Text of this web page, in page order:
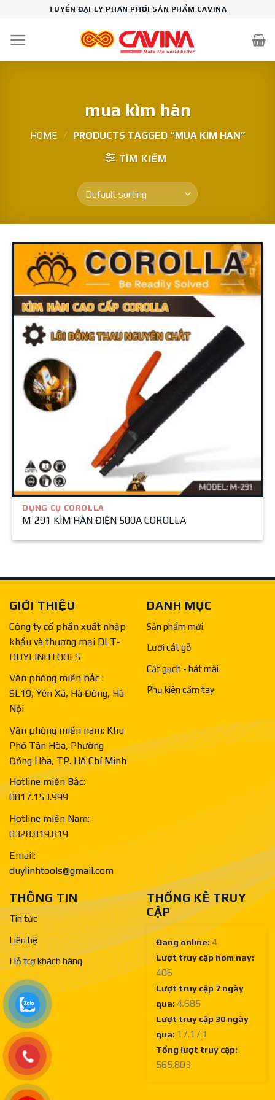
content
TUYỂN ĐẠI LÝ PHÂN PHỐI SẢN PHẨM CAVINA
mua kìm hàn
HOME / PRODUCTS TAGGED “MUA KÌM HÀN”
TÌM KIẾM
DỤNG CỤ COROLLA
M-291 KÌM HÀN ĐIỆN 500A COROLLA
GIỚI THIỆU
Công ty cổ phần xuất nhập
khẩu và thương mại DLT-
DUYLINHTOOLS
Văn phòng miền bắc :
SL19, Yên Xá, Hà Đông, Hà
Nội
Văn phòng miền nam: Khu
Phố Tân Hòa, Phường
Đồng Hòa, TP. Hồ Chí Minh
Hotline miền Bắc:
0817.153.999
Hotline miền Nam:
0328.819.819
Email:
duylinhtools@gmail.com
DANH MỤC
Sản phẩm mới
Lưỡi cắt gỗ
Cắt gạch - bát mài
Phụ kiện cầm tay
THÔNG TIN
Tin tức
Liên hệ
Hỗ trợ khách hàng
THỐNG KÊ TRUY
CẬP
Đang online: 4
Lượt truy cập hôm nay:
406
Lượt truy cập 7 ngày
qua: 4.685
Lượt truy cập 30 ngày
qua: 17.173
Tổng lượt truy cập:
565.803